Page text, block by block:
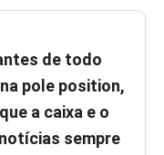
de todo
pole position,
a caixa e o
sempre